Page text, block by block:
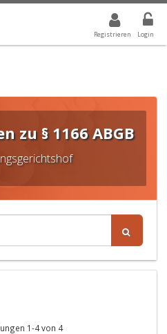
Registrieren Login
WERT IST ALLE
zu § 1166 ABGB
1-4 von 4